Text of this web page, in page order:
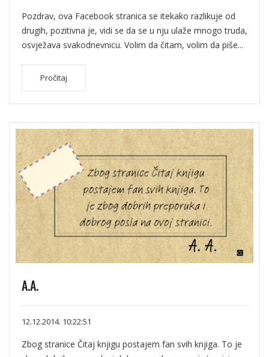
Pozdrav, ova Facebook stranica se itekako razlikuje od
drugih, pozitivna je, vidi se da se u nju ulaže mnogo truda,
osvježava svakodnevnicu. Volim da čitam, volim da piše...
Pročitaj
A.A.
12.12.2014. 10:22:51
Zbog stranice Čitaj knjigu postajem fan svih knjiga. To je